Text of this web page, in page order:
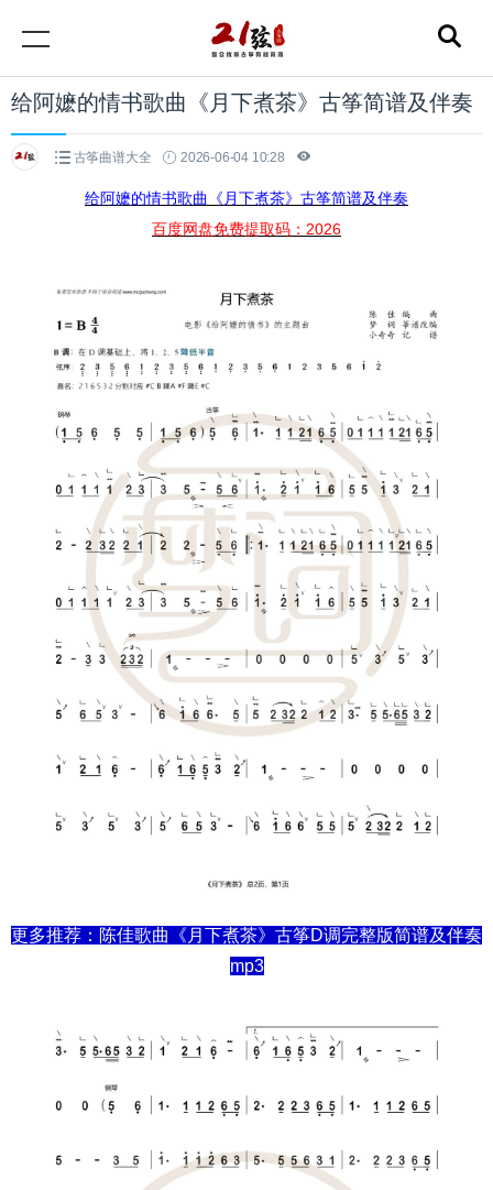
给阿嬷的情书歌曲《月下煮茶》古筝简谱及伴奏
古筝曲谱大全 2026-06-04 10:28
给阿嬷的情书歌曲《月下煮茶》古筝简谱及伴奏
百度网盘免费提取码：2026
更多推荐：陈佳歌曲《月下煮茶》古筝D调完整版简谱及伴奏
mp3